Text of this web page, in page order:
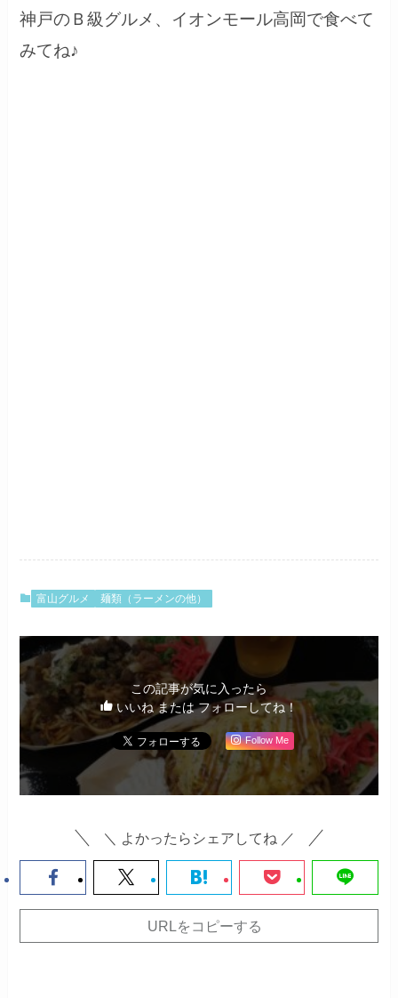
神戸のＢ級グルメ、イオンモール高岡で食べて
みてね♪
富山グルメ 麺類（ラーメンの他）
この記事が気に入ったら
いいね または フォローしてね！
Follow Me
＼ よかったらシェアしてね ／
URLをコピーする